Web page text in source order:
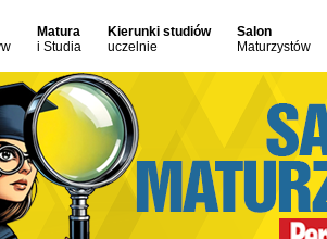
Matura
i Studia
Kierunki studiów
uczelnie
Salon
Maturzystów